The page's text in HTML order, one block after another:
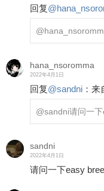
回复@
hana_nsoromma
2022年4月1日
回复@sandni ： 来
@sandni请问一
sandni
2022年4月1日
请问一下easy